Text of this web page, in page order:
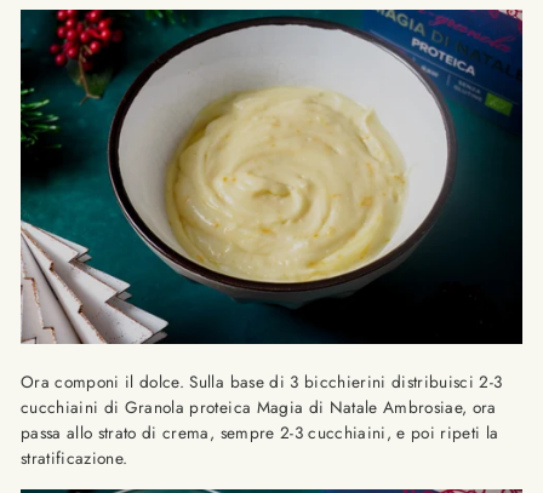
Ora componi il dolce. Sulla base di 3 bicchierini distribuisci 2-3
cucchiaini di Granola proteica Magia di Natale Ambrosiae, ora
passa allo strato di crema, sempre 2-3 cucchiaini, e poi ripeti la
stratificazione.